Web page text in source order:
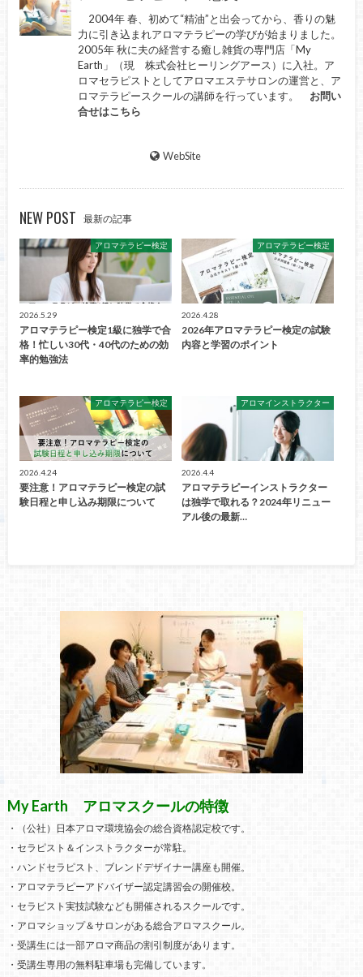
2004年 春、初めて“精油”と出会ってから、香りの魅
力に引き込まれアロマテラピーの学びが始まりました。
2005年 秋に夫の経営する癒し雑貨の専門店「My
Earth」（現 株式会社ヒーリングアース）に入社。ア
ロマセラピストとしてアロマエステサロンの運営と、ア
ロマテラピースクールの講師を行っています。 お問い
合せはこちら
WebSite
NEW POST 最新の記事
アロマテラピー検定
2026.5.29
アロマテラピー検定1級に独学で合
格！忙しい30代・40代のための効
率的勉強法
アロマテラピー検定
2026.4.28
2026年アロマテラピー検定の試験
内容と学習のポイント
アロマテラピー検定
2026.4.24
要注意！アロマテラピー検定の試
験日程と申し込み期限について
アロマインストラクター
2026.4.4
アロマテラピーインストラクター
は独学で取れる？2024年リニュー
アル後の最新…
My Earth アロマスクールの特徴
・（公社）日本アロマ環境協会の総合資格認定校です。
・セラピスト＆インストラクターが常駐。
・ハンドセラピスト、ブレンドデザイナー講座も開催。
・アロマテラピーアドバイザー認定講習会の開催校。
・セラピスト実技試験なども開催されるスクールです。
・アロマショップ＆サロンがある総合アロマスクール。
・受講生には一部アロマ商品の割引制度があります。
・受講生専用の無料駐車場も完備しています。